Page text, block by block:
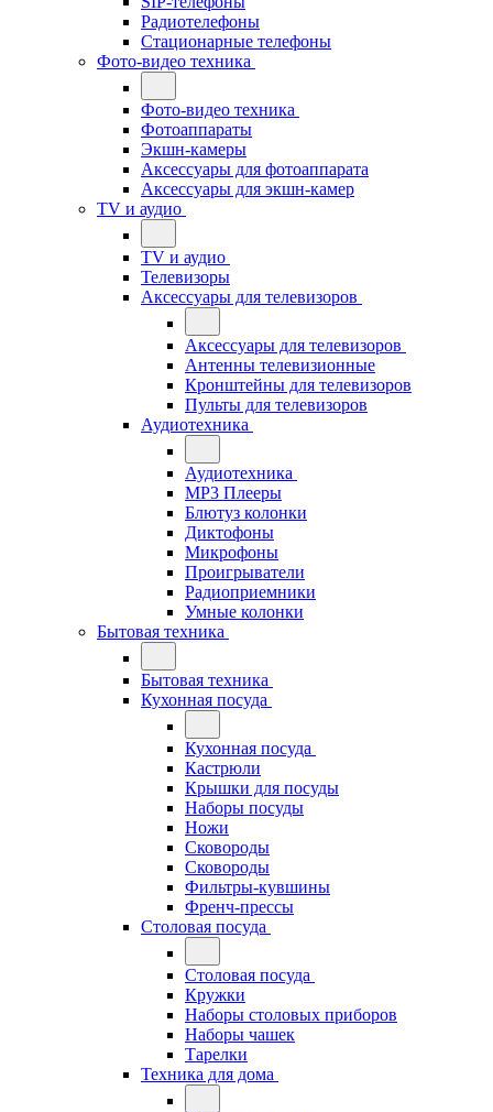
Радиотелефоны
Стационарные телефоны
Фото-видео техника
Фото-видео техника
Фотоаппараты
Экшн-камеры
Аксессуары для фотоаппарата
Аксессуары для экшн-камер
TV и аудио
TV и аудио
Телевизоры
Аксессуары для телевизоров
Аксессуары для телевизоров
Антенны телевизионные
Кронштейны для телевизоров
Пульты для телевизоров
Аудиотехника
Аудиотехника
MP3 Плееры
Блютуз колонки
Диктофоны
Микрофоны
Проигрыватели
Радиоприемники
Умные колонки
Бытовая техника
Бытовая техника
Кухонная посуда
Кухонная посуда
Кастрюли
Крышки для посуды
Наборы посуды
Ножи
Сковороды
Сковороды
Фильтры-кувшины
Френч-прессы
Столовая посуда
Столовая посуда
Кружки
Наборы столовых приборов
Наборы чашек
Тарелки
Техника для дома